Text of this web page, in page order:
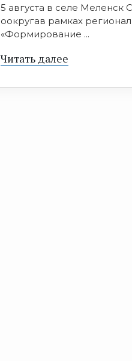
5 августа в селе Меленск
оокругав рамках
«Формирование ...
Читать далее